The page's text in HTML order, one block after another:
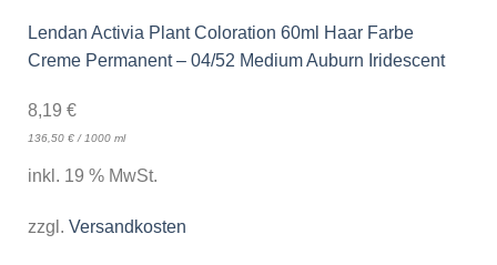
Lendan Activia Plant Coloration 60ml Haar Farbe
Creme Permanent – 04/52 Medium Auburn Iridescent
8,19 €
136,50 €/1000 ml
inkl. 19 % MwSt.
zzgl. Versandkosten